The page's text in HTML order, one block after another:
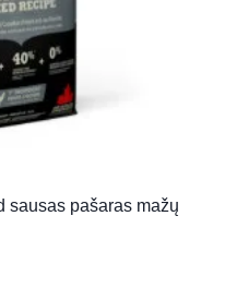
sausas pašaras mažų